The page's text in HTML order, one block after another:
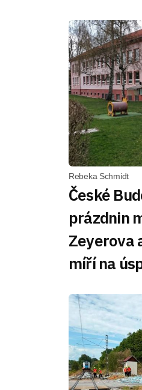
Rebeka Schmidt
České
prázdnin
Zeyerova
míří na